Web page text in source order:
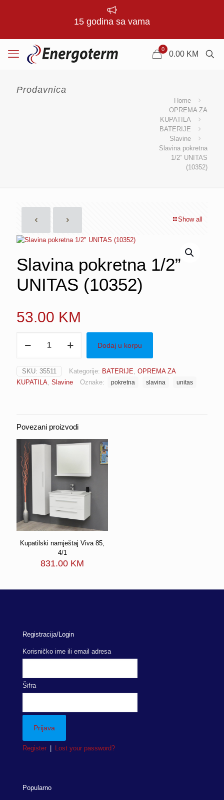
15 godina sa vama
0
0.00 KM
Prodavnica
Home
OPREMA ZA
KUPATILA
BATERIJE
Slavine
Slavina pokretna
1/2” UNITAS
(10352)
Show all
Slavina pokretna 1/2”
UNITAS (10352)
53.00 KM
pokretna
UNITAS
(10352)
količina
Dodaj u korpu
SKU: 35511 Kategorije: BATERIJE, OPREMA ZA
KUPATILA, Slavine Oznake: pokretna slavina unitas
Povezani proizvodi
Kupatilski namještaj Viva 85,
4/1
831.00 KM
Registracija/Login
Korisničko ime ili email adresa
Šifra
Register Lost your password?
Popularno